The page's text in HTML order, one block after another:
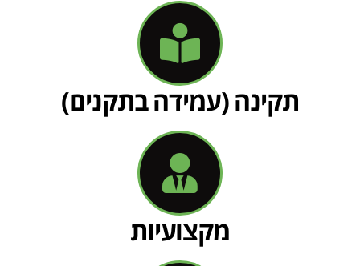
תקינה (עמידה בתקנים)
מקצועיות